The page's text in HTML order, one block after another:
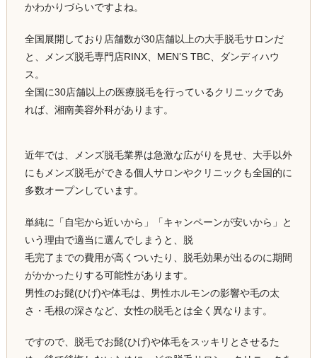
かわかりづらいですよね。
全国展開しており店舗数が30店舗以上の大手脱毛サロンだ
と、メンズ脱毛専門店RINX、MEN’S TBC、ダンディハウ
ス。
全国に30店舗以上の医療脱毛を行っているクリニックであ
れば、湘南美容外科があります。
近年では、メンズ脱毛業界は急激な広がりを見せ、大手以外
にもメンズ脱毛ができる個人サロンやクリニックも全国的に
多数オープンしています。
単純に「自宅から近いから」「キャンペーンが安いから」と
いう理由で適当に選んでしまうと、脱
毛完了までの費用が高くついたり、脱毛効果が出るのに期間
がかかったりする可能性があります。
男性のお髭(ひげ)や体毛は、男性ホルモンの影響や毛の太
さ・毛根の深さなど、女性の脱毛とは全く異なります。
ですので、脱毛でお髭(ひげ)や体毛をスッキリとさせるた